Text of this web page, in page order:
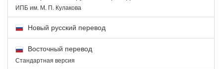
ИПБ им. М. П. Кулакова
Новый русский перевод
Восточный перевод
Стандартная версия